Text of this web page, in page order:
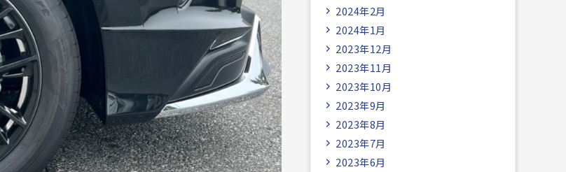
2024年2月
2024年1月
2023年12月
2023年11月
2023年10月
2023年9月
2023年8月
2023年7月
2023年6月